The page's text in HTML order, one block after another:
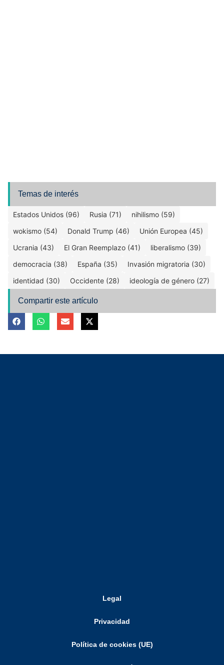
Temas de interés
Estados Unidos (96) Rusia (71)
nihilismo (59)
wokismo (54)
Donald Trump (46)
Unión Europea (45)
Ucrania (43)
El Gran Reemplazo (41)
liberalismo (39)
democracia (38)
España (35)
Invasión migratoria (30)
identidad (30)
Occidente (28) ideología de género (27)
Compartir este artículo
Legal
Privacidad
Política de cookies (UE)